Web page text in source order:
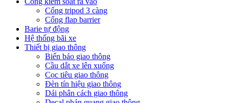
Cổng tripod 3 càng
Cổng flap barrier
Barie tự động
Hệ thống bãi xe
Thiết bị giao thông
Biển báo giao thông
Cầu dắt xe lên xuống
Cọc tiêu giao thông
Đèn tín hiệu giao thông
Dải phân cách giao thông